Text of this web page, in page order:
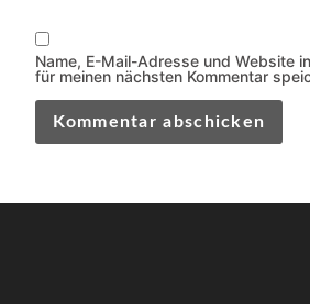
Name, E-Mail-Adresse und Website
für meinen nächsten Kommentar